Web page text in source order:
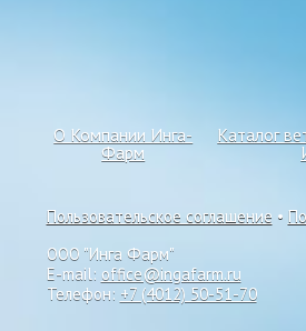
О Компании Инга-
Фарм
Каталог
Пользовательское соглашение •
ООО "Инга Фарм"
E-mail: office@ingafarm.ru
Телефон: +7 (4012) 50-51-70